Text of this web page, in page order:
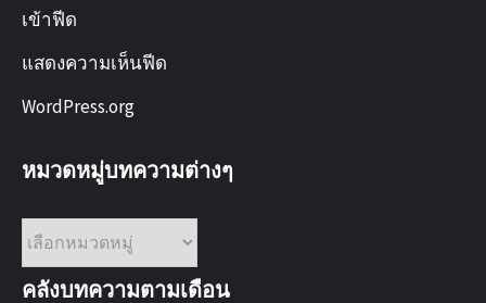
เข้าฟีด
แสดงความเห็นฟีด
WordPress.org
หมวดหมู่บทความต่างๆ
หมวด
บทความ
คลังบทความตามเดือน